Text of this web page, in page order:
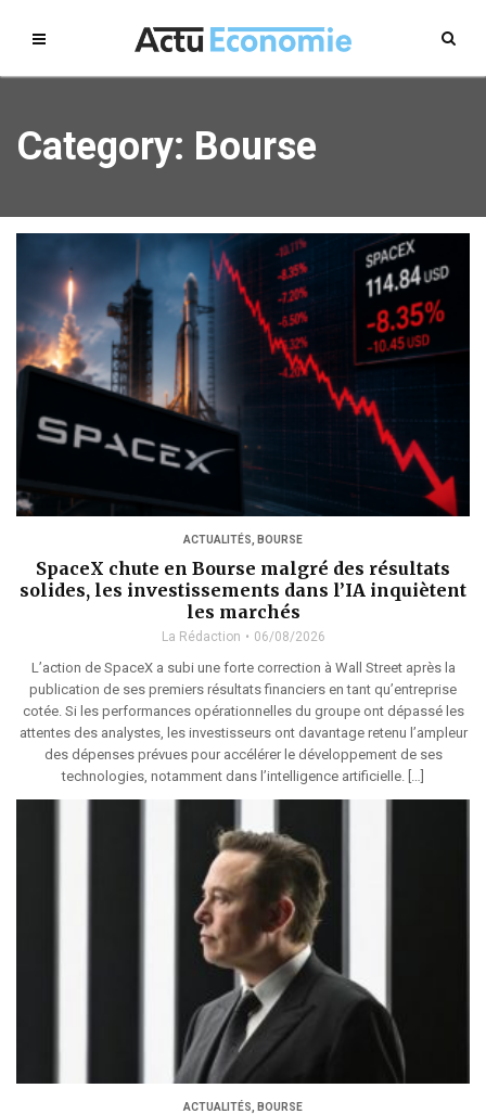
Category: Bourse
ACTUALITÉS, BOURSE
SpaceX chute en Bourse malgré des résultats
solides, les investissements dans l’IA inquiètent
les marchés
La Rédaction 06/08/2026
L’action de SpaceX a subi une forte correction à Wall Street après la
publication de ses premiers résultats financiers en tant qu’entreprise
cotée. Si les performances opérationnelles du groupe ont dépassé les
attentes des analystes, les investisseurs ont davantage retenu l’ampleur
des dépenses prévues pour accélérer le développement de ses
technologies, notamment dans l’intelligence artificielle. […]
ACTUALITÉS BOURSE